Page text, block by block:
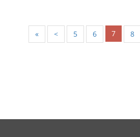
« < 5 6 7 8